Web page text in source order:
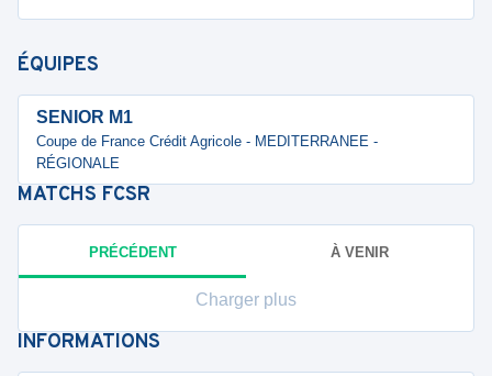
ÉQUIPES
SENIOR M1
Coupe de France Crédit Agricole - MEDITERRANEE -
RÉGIONALE
MATCHS FCSR
PRÉCÉDENT À VENIR
Charger plus
INFORMATIONS